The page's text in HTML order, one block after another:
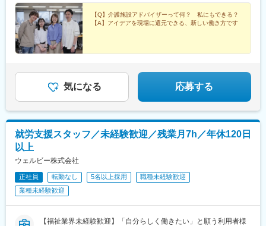
長期的に築くことができます！（※印のエリアは経験者のみ採用中
です）☆勤務地住所は一例となります。━━【転居希望者向けの
働き方も】━━将来的に地元を離れたい方は、半年ほど地元勤務
後、東京神奈川など首都圏への転勤も可能！移住支援制度（費用
会社負担）もあり、早期キャリアアップも見込めます！
駅、和光市駅、岩槻駅、志久駅、戸塚安行駅、久喜駅、浜野駅、
六実駅、常盤平駅、みどり台駅、柏駅、小机駅、古淵駅、高座渋
谷駅、横浜駅、辻堂駅、淵野辺駅、いずみ中央駅、越後赤塚駅、
新潟駅、見附駅、名鉄岐阜駅、松本駅、積志駅、東静岡駅、桜橋
駅(静岡県)、小垣江駅、北新川駅、神領駅、名鉄名古屋駅、小野駅
駅、神宮丸太町駅、古市駅(大阪府)、大日駅、門真南駅、瑞光四丁
目駅、星ケ丘駅(大阪府)、城北公園通駅、南巽駅、崇禅寺駅、尼崎
駅(阪神線)、山陽天満駅、加古川駅、新神戸駅、住吉駅(兵庫県・
東海道)、香櫨園駅、中山寺駅、大久保駅(兵庫県)、舞子公園駅、
六甲駅、富雄駅、横川駅、小網町駅、吉塚駅、茶山駅(福岡県)、九
通り駅、代々木八幡駅、立場駅
【Q】介護施設アドバイザーって何？ 私にもできる？
【A】アイデアを現場に還元できる、新しい働き方です
気になる 応募する
就労支援スタッフ／未経験歓迎／残業月7h／年休120日
以上
ウェルビー株式会社
正社員 転勤なし 5名以上採用
職種未経験歓迎
業種未経験歓迎
【福祉業界未経験歓迎】「自分らしく働きたい」と願う利用者様